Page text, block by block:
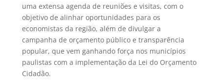
uma extensa agenda de reuniões e visitas, com o
objetivo de alinhar oportunidades para os
economistas da região, além de divulgar a
campanha de orçamento público e transparência
popular, que vem ganhando força nos municípios
paulistas com a implementação da Lei do Orçamento
Cidadão.